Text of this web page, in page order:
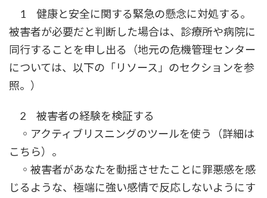
1 健康と安全に関する緊急の懸念に対処する。
被害者が必要だと判断した場合は、診療所や病院に
同行することを申し出る（地元の危機管理センター
については、以下の「リソース」のセクションを参
照。）
2 被害者の経験を検証する
◦アクティブリスニングのツールを使う（詳細は
こちら）。
◦被害者があなたを動揺させたことに罪悪感を感
じるような、極端に強い感情で反応しないようにす